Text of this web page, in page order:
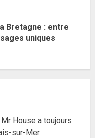
Bretagne : entre
uniques
House a toujours
sur-Mer